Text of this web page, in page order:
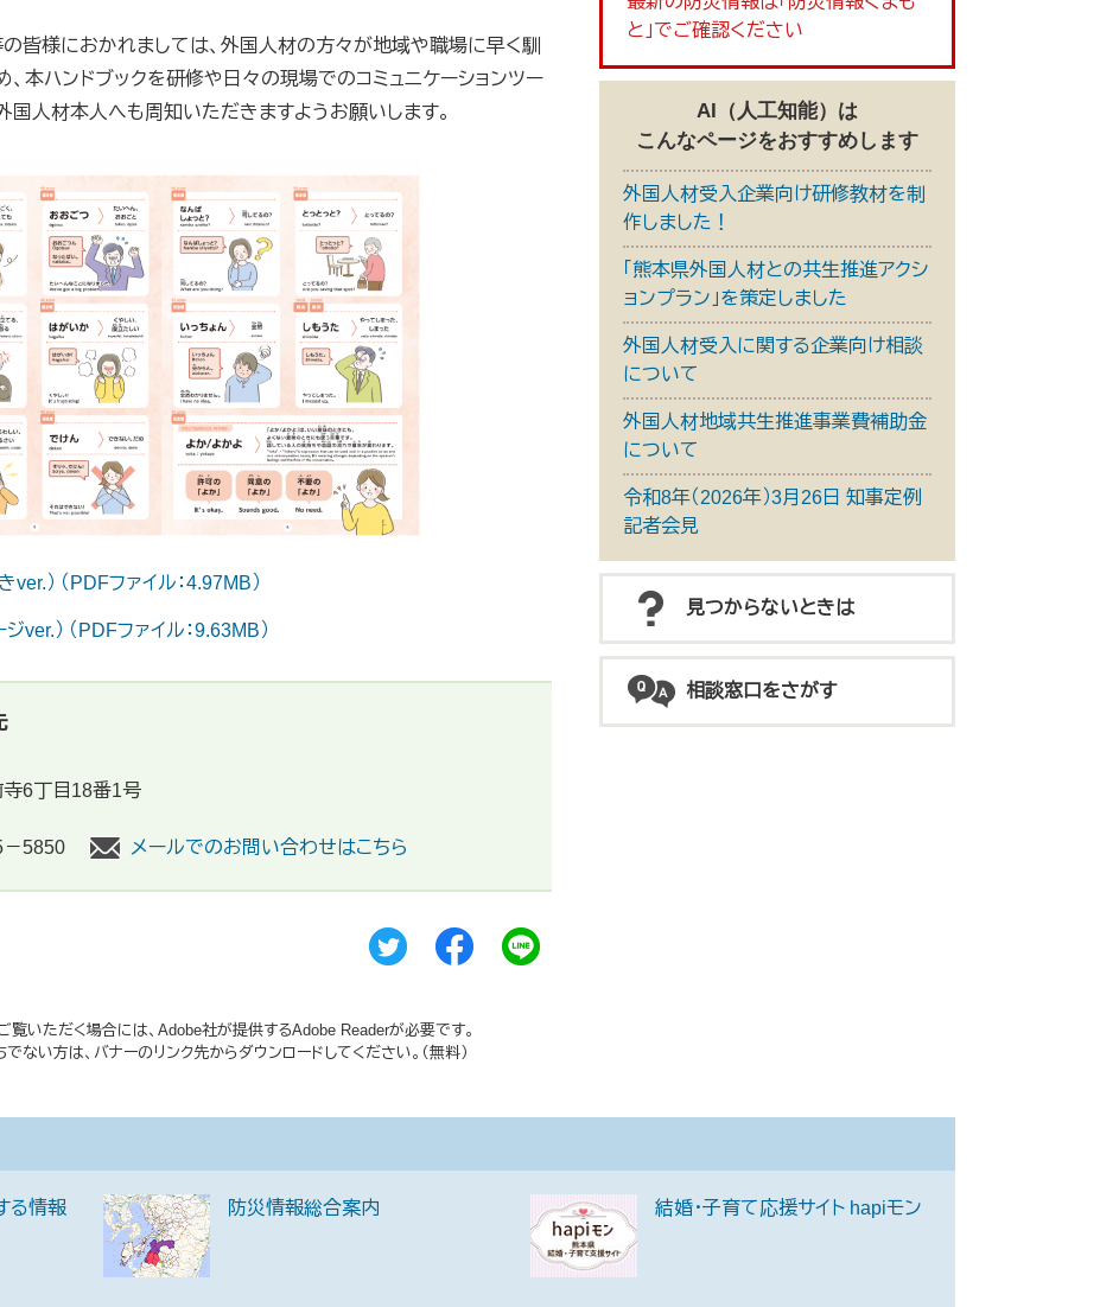
皆様におかれましては、外国人材の方々が地域や職場に早く馴
本ハンドブックを研修や日々の現場でのコミュニケーションツー
国人材本人へも周知いただきますようお願いします。
） （PDFファイル：4.97MB）
ver.） （PDFファイル：9.63MB）
6丁目18番1号
－5850 メールでのお問い合わせはこちら
覧いただく場合には、Adobe社が提供するAdobe Readerが必要です。
ない方は、バナーのリンク先からダウンロードしてください。（無料）
と」でご確認ください
AI（人工知能）は
こんなページをおすすめします
外国人材受入企業向け研修教材を制
作しました！
「熊本県外国人材との共生推進アクシ
ョンプラン」を策定しました
外国人材受入に関する企業向け相談
について
外国人材地域共生推進事業費補助金
について
令和8年（2026年）3月26日 知事定例
記者会見
見つからないときは
相談窓口をさがす
る情報 防災情報総合案内 結婚・子育て応援サイト hapiモン